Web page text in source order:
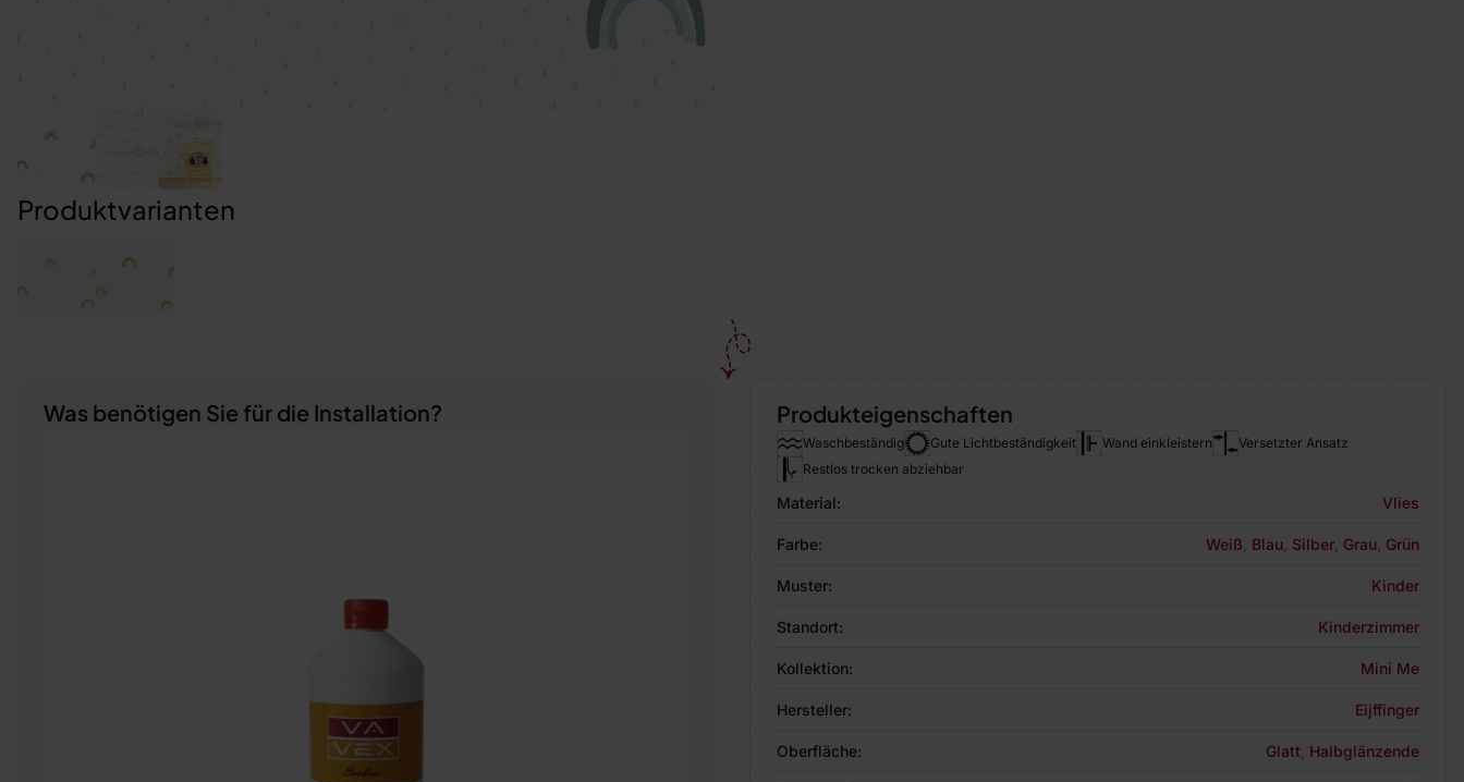
Produktvarianten
Produkteigenschaften
Waschbeständig Gute Lichtbeständigkeit Wand einkleistern
Versetzter Ansatz
Restlos trocken abziehbar
Material: Vlies
Farbe: Weiß Blau Silber Grau Grün
Muster: Kinder
Standort: Kinderzimmer
Kollektion: Mini Me
Hersteller: Eijffinger
Oberfläche: Glatt Halbglänzende
Was benötigen Sie für die Installation?